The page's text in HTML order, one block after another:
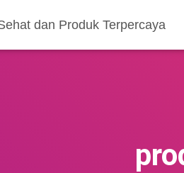
dan Produk Terpercaya